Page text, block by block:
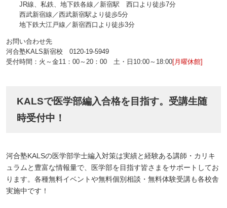
JR線、私鉄、地下鉄各線／新宿駅 西口より徒歩7分
西武新宿線／西武新宿駅より徒歩5分
地下鉄大江戸線／新宿西口より徒歩3分
お問い合わせ先
河合塾KALS新宿校 0120‐19‐5949
受付時間：火～金11：00～20：00 土・日10:00～18:00[月曜休館]
KALSで医学部編入合格を目指す。受講生随
時受付中！
河合塾KALSの医学部学士編入対策は実績と経験ある講師・カリキ
ュラムと豊富な情報量で、医学部を目指す皆さまをサポートしてお
ります。各種無料イベントや無料個別相談・無料体験受講も各校舎
実施中です！